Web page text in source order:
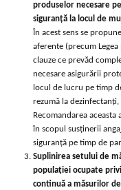
produselor necesare
siguranță la locul de
În acest sens se
aferente (precum
clauze ce prevăd
necesare asigurării
locul de lucru pe timp
rezumă la
Recomandarea
în scopul susţinerii
siguranţă pe timp de
Suplinirea setului de
populației ocupate
continuă a măsurilor